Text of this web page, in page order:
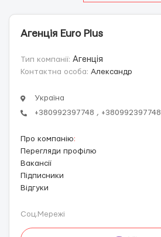
Агенція Euro Plus
Тип компанії: Агенція
Контактна особа: Александр
Україна
+380992397748 , +380992397748
Про компанію:
Перегляди профілю
Вакансії
Підписники
Відгуки
Соц.Мережі